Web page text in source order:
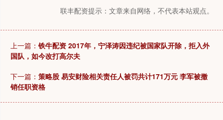
联丰配资提示：文章来自网络，不代表本站观点。
上一篇： 铁牛配资 2017年，宁泽涛因违纪被国家队开除，拒入外
国队，如今改打高尔夫
下一篇： 策略股 易安财险相关责任人被罚共计171万元 李军被撤
销任职资格